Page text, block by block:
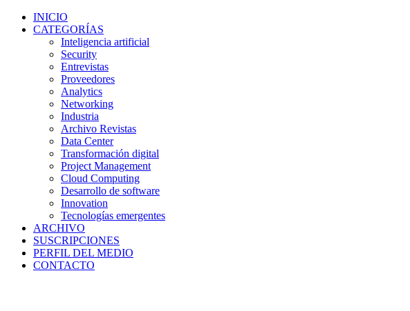
INICIO
CATEGORÍAS
Inteligencia artificial
Security
Entrevistas
Proveedores
Analytics
Networking
Industria
Archivo Revistas
Data Center
Transformación digital
Project Management
Cloud Computing
Desarrollo de software
Innovation
Tecnologías emergentes
ARCHIVO
SUSCRIPCIONES
PERFIL DEL MEDIO
CONTACTO